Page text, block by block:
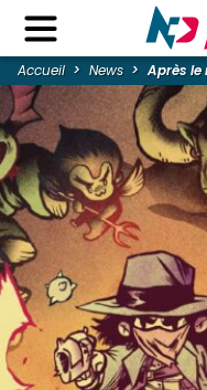
Accueil News Après le